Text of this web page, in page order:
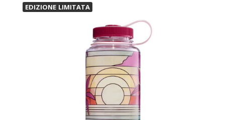
EDIZIONE LIMITATA